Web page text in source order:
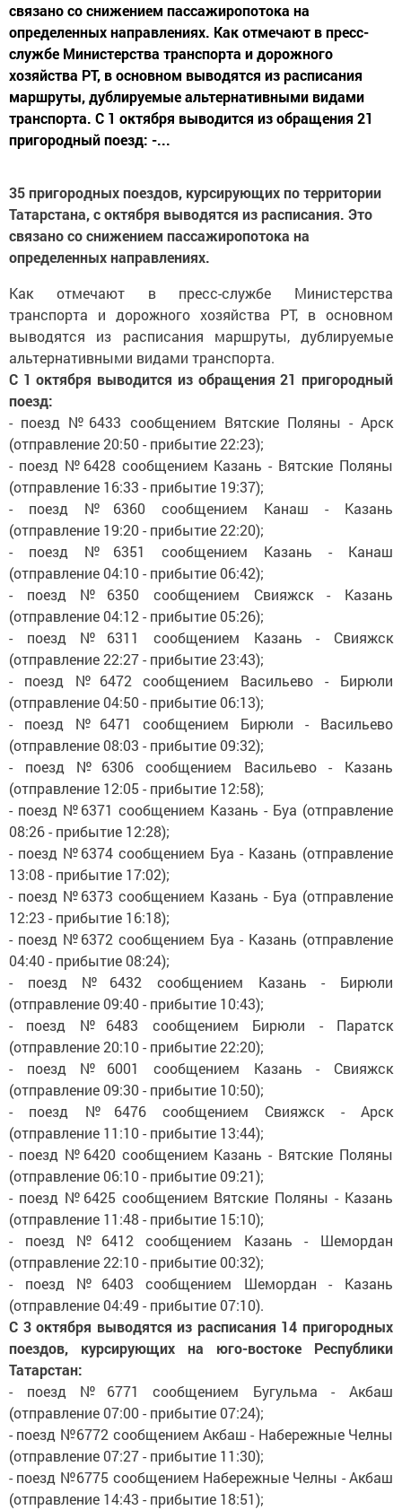
связано со снижением пассажиропотока на
определенных направлениях. Как отмечают в пресс-
службе Министерства транспорта и дорожного
хозяйства РТ, в основном выводятся из расписания
маршруты, дублируемые альтернативными видами
транспорта. С 1 октября выводится из обращения 21
пригородный поезд: -...
35 пригородных поездов, курсирующих по территории
Татарстана, с октября выводятся из расписания. Это
связано со снижением пассажиропотока на
определенных направлениях.
Как отмечают в пресс-службе Министерства
транспорта и дорожного хозяйства РТ, в основном
выводятся из расписания маршруты, дублируемые
альтернативными видами транспорта.
С 1 октября выводится из обращения 21 пригородный
поезд:
- поезд №6433 сообщением Вятские Поляны - Арск
(отправление 20:50 - прибытие 22:23);
- поезд №6428 сообщением Казань - Вятские Поляны
(отправление 16:33 - прибытие 19:37);
- поезд №6360 сообщением Канаш - Казань
(отправление 19:20 - прибытие 22:20);
- поезд №6351 сообщением Казань - Канаш
(отправление 04:10 - прибытие 06:42);
- поезд №6350 сообщением Свияжск - Казань
(отправление 04:12 - прибытие 05:26);
- поезд №6311 сообщением Казань - Свияжск
(отправление 22:27 - прибытие 23:43);
- поезд №6472 сообщением Васильево - Бирюли
(отправление 04:50 - прибытие 06:13);
- поезд №6471 сообщением Бирюли - Васильево
(отправление 08:03 - прибытие 09:32);
- поезд №6306 сообщением Васильево - Казань
(отправление 12:05 - прибытие 12:58);
- поезд №6371 сообщением Казань - Буа (отправление
08:26 - прибытие 12:28);
- поезд №6374 сообщением Буа - Казань (отправление
13:08 - прибытие 17:02);
- поезд №6373 сообщением Казань - Буа (отправление
12:23 - прибытие 16:18);
- поезд №6372 сообщением Буа - Казань (отправление
04:40 - прибытие 08:24);
- поезд №6432 сообщением Казань - Бирюли
(отправление 09:40 - прибытие 10:43);
- поезд №6483 сообщением Бирюли - Паратск
(отправление 20:10 - прибытие 22:20);
- поезд №6001 сообщением Казань - Свияжск
(отправление 09:30 - прибытие 10:50);
- поезд №6476 сообщением Свияжск - Арск
(отправление 11:10 - прибытие 13:44);
- поезд №6420 сообщением Казань - Вятские Поляны
(отправление 06:10 - прибытие 09:21);
- поезд №6425 сообщением Вятские Поляны - Казань
(отправление 11:48 - прибытие 15:10);
- поезд №6412 сообщением Казань - Шемордан
(отправление 22:10 - прибытие 00:32);
- поезд №6403 сообщением Шемордан - Казань
(отправление 04:49 - прибытие 07:10).
С 3 октября выводятся из расписания 14 пригородных
поездов, курсирующих на юго-востоке Республики
Татарстан:
- поезд №6771 сообщением Бугульма - Акбаш
(отправление 07:00 - прибытие 07:24);
- поезд №6772 сообщением Акбаш - Набережные Челны
(отправление 07:27 - прибытие 11:30);
- поезд №6775 сообщением Набережные Челны - Акбаш
(отправление 14:43 - прибытие 18:51);